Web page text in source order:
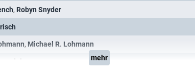
, Robyn Snyder
, Michael R. Lohmann
mehr